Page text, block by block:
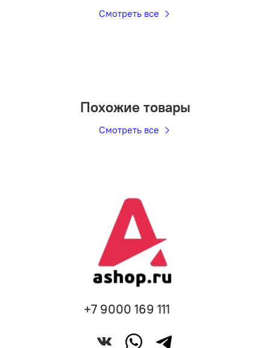
Смотреть все
Похожие товары
Смотреть все
+7 9000 169 111